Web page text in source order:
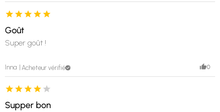
Inna Acheteur vérifié
Goût
Super goût !
0
Supper bon